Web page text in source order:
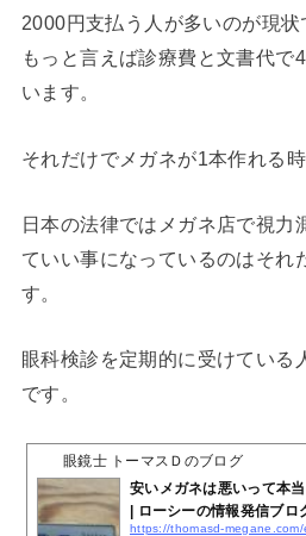
2000円支払う人が多いのが現状
もっと言えば診療費と文書代で
います。
それだけでメガネが1本作れる時
日本の法律ではメガネ店で視力
ていい事になっているのはそれ
す。
眼科検診を定期的に受けている
です。
眼鏡士 トーマスＤのブログ
安いメガネは悪いって本
| ローシーの情報発信ブロ
https://thomasd-